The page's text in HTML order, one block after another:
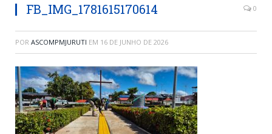
FB_IMG_1781615170614 0
POR ASCOMPMJURUTI EM 16 DE JUNHO DE 2026